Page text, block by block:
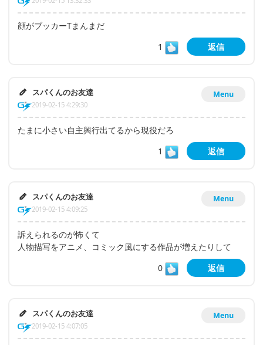
顔がブッカーTまんまだ
1
返信
Menu
スパくんのお友達
2019-02-15 4:29:30
たまに小さい自主興行出てるから現役だろ
1
返信
Menu
スパくんのお友達
2019-02-15 4:09:25
訴えられるのが怖くて
人物描写をアニメ、コミック風にする作品が増えたりして
0
返信
Menu
スパくんのお友達
2019-02-15 4:07:05